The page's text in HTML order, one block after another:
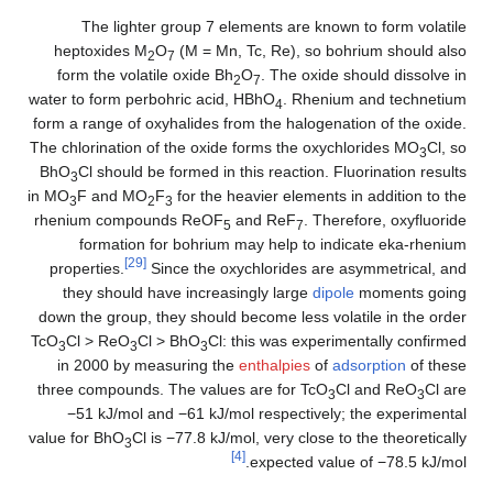
The lighter group 7 elements are known to form volatile
heptoxides M2O7 (M = Mn, Tc, Re), so bohrium should also
form the volatile oxide Bh2O7
. The oxide should dissolve in
water to form perbohric acid, HBhO4
. Rhenium and technetium
form a range of oxyhalides from the halogenation of the oxide.
The chlorination of the oxide forms the oxychlorides MO3Cl, so
BhO3Cl should be formed in this reaction. Fluorination results
in MO3F and MO2F3 for the heavier elements in addition to the
rhenium compounds ReOF5 and ReF7
. Therefore, oxyfluoride
formation for bohrium may help to indicate eka-rhenium
properties.
[29] Since the oxychlorides are asymmetrical, and
they should have increasingly large dipole moments going
down the group, they should become less volatile in the order
TcO3Cl > ReO3Cl > BhO3Cl: this was experimentally confirmed
in 2000 by measuring the enthalpies of adsorption of these
three compounds. The values are for TcO3Cl and ReO3Cl are
−51 kJ/mol and −61 kJ/mol respectively; the experimental
value for BhO3Cl is −77.8 kJ/mol, very close to the theoretically
expected value of −78.5 kJ/mol.
[4]